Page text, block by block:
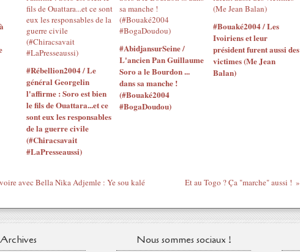
#Rébellion2004 / Le
général Georgelin
l'affirme : Soro est bien
le fils de Ouattara...et ce
sont eux les responsables
de la guerre civile
(#Chiracsavait
#LaPresseaussi)
#AbidjansurSeine /
L'ancien Pan Guillaume
Soro a le Bourdon ...
dans sa manche !
(#Bouaké2004
#BogaDoudou)
#Bouaké2004 / Les
Ivoiriens et leur
président furent aussi des
victimes (Me Jean
Balan)
avec Bella Nika Adjemle : Ye sou kalé Et au Togo ? Ça "marche" aussi !
Archives Nous sommes sociaux !